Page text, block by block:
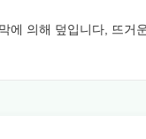
에 의해 덮입니다, 뜨거